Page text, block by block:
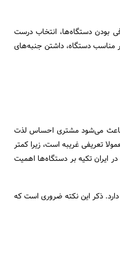
بودن دستگاه‌ها، انتخاب درست
مناسب دستگاه، داشتن جنبه‌های
باعث می‌شود مشتری احساس لذت
تعریفی غریبه است، زیرا کمتر
ایران تکیه بر دستگاه‌ها اهمیت
ذکر این نکته ضروری است که